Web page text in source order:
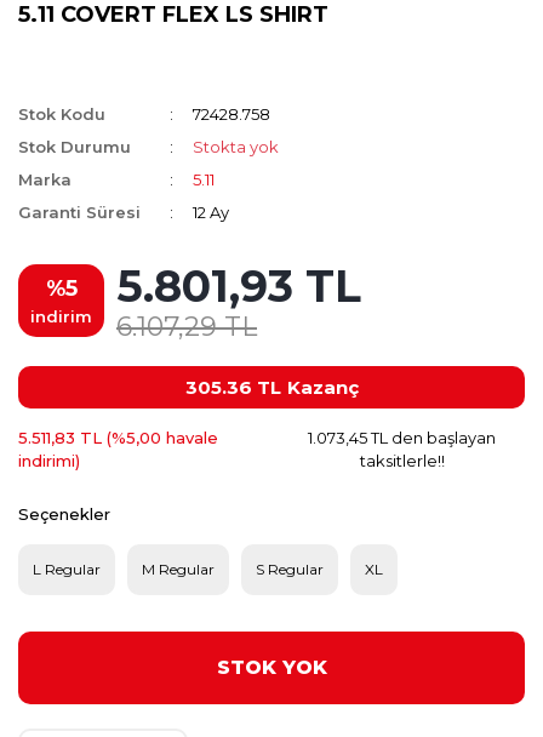
5.11 COVERT FLEX LS SHIRT
Stok Kodu
72428.758
Stok Durumu
Stokta yok
Marka
5.11
Garanti Süresi
12 Ay
%5
indirim
5.801,93 TL
6.107,29 TL
305.36 TL Kazanç
5.511,83 TL (%5,00 havale
indirimi)
1.073,45 TL den başlayan
taksitlerle!!
Seçenekler
L Regular M Regular S Regular XL
STOK YOK